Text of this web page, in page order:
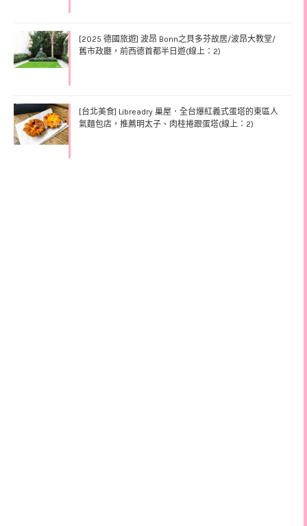
[2025 德國旅遊] 波昂 Bonn之貝多芬故居/波昂大教堂/
舊市政廳，前西德首都半日遊(線上：2)
[台北美食] Libreadry 巢屋．全台爆紅義式蛋塔的東區人
氣麵包店，推薦明太子、肉桂捲跟蛋塔(線上：2)